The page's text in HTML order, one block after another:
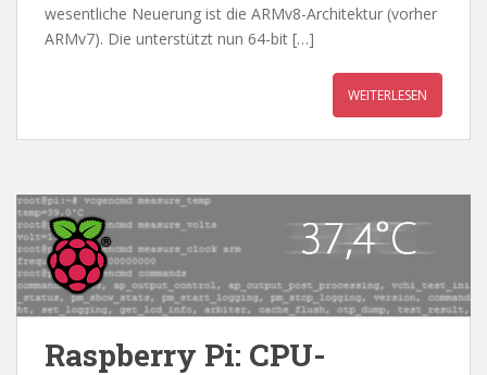
wesentliche Neuerung ist die ARMv8-Architektur (vorher
ARMv7). Die unterstützt nun 64-bit […]
WEITERLESEN
Raspberry Pi: CPU-